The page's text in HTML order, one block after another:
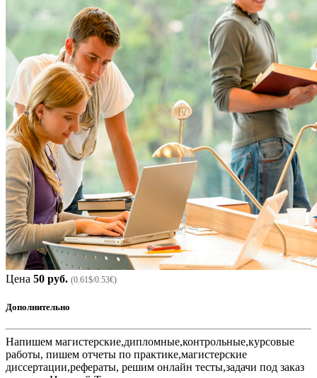
Цена 50 руб. (0.61$/0.53€)
Дополнительно
Напишем магистерские,дипломные,контрольные,курсовые
работы, пишем отчеты по практике,магистерские
диссертации,рефераты, решим онлайн тесты,задачи под заказ